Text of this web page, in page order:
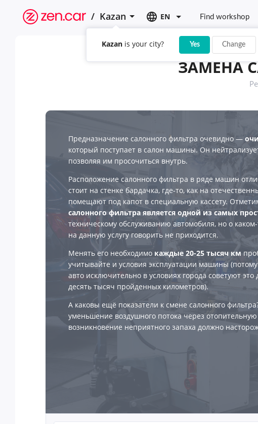
/ Kazan
Kazan is your city? Yes Change
EN Find workshop
ЗАМЕНА
Предназначение салонного фильтра очевидно —
который поступает в салон машины. Он
позволяя им просочиться внутрь.
Расположение салонного фильтра в ряде машин
стоит на стенке бардачка, где-то, как на
помещают под капот в специальную кассету.
салонного фильтра является одной из самых
техническому обслуживанию автомобиля, но о
на данную услугу говорить не приходится.
Менять его необходимо каждые 20-25 тысяч км
учитывайте и условия эксплуатации машины
авто исключительно в условиях города советуют
десять тысяч пройденных километров).
А каковы ещё показатели к смене салонного
уменьшение воздушного потока через отопительную
возникновение неприятного запаха должно